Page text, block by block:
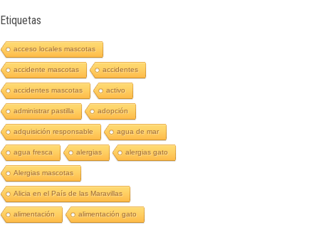
Etiquetas
acceso locales mascotas
accidente mascotas accidentes
accidentes mascotas activo
administrar pastilla adopción
adquisición responsable agua de mar
agua fresca alergias alergias gato
Alergias mascotas
Alicia en el País de las Maravillas
alimentación alimentación gato